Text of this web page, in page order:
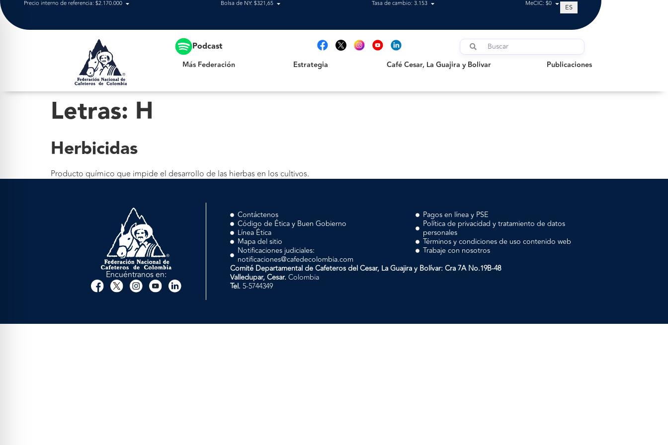
Precio interno de referencia: $2.170.000 Bolsa de NY: $321,65 Tasa de cambio: 3.153 MeCIC: $0 ES
Podcast
Más Federación Estrategia Café Cesar, La Guajira y Bolivar Publicaciones
Publicaciones
Letras: H
Herbicidas
Producto químico que impide el desarrollo de las hierbas en los cultivos.
Encuéntranos en:
Contáctenos
Código de Ética y Buen Gobierno
Línea Ética
Mapa del sitio
Notificaciones judiciales:
notificaciones@cafedecolombia.com
Pagos en línea y PSE
Política de privacidad y tratamiento de datos
personales
Términos y condiciones de uso contenido web
Trabaje con nosotros
Comité Departamental de Cafeteros del Cesar, La Guajira y Bolívar: Cra 7A No.19B-48
Valledupar, Cesar. Colombia
Tel. 5-5744349